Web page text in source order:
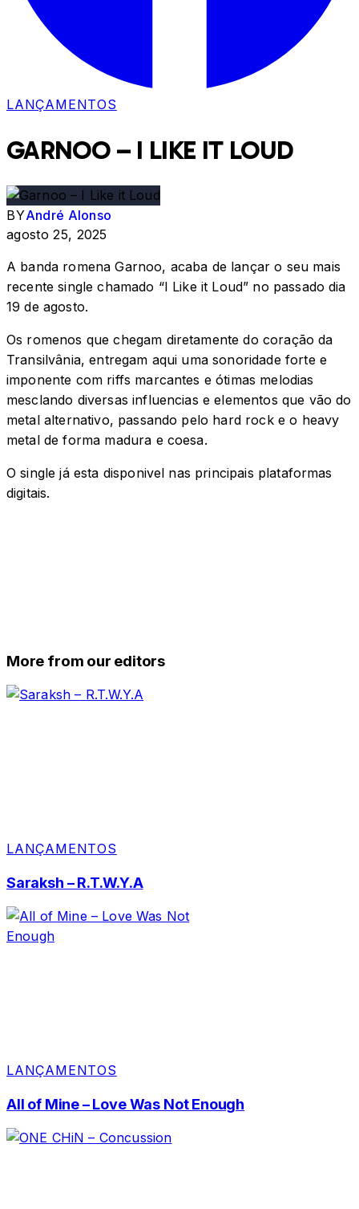
LANÇAMENTOS
GARNOO – I LIKE IT LOUD
BYAndré Alonso
agosto 25, 2025
A banda romena Garnoo, acaba de lançar o seu mais
recente single chamado “I Like it Loud” no passado dia
19 de agosto.
Os romenos que chegam diretamente do coração da
Transilvânia, entregam aqui uma sonoridade forte e
imponente com riffs marcantes e ótimas melodias
mesclando diversas influencias e elementos que vão do
metal alternativo, passando pelo hard rock e o heavy
metal de forma madura e coesa.
O single já esta disponivel nas principais plataformas
digitais.
More from our editors
LANÇAMENTOS
Saraksh – R.T.W.Y.A
LANÇAMENTOS
All of Mine – Love Was Not Enough